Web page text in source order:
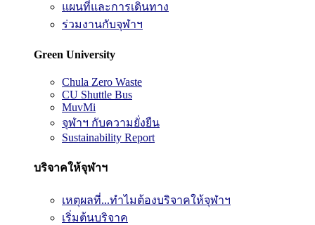
แผนที่และการเดินทาง
ร่วมงานกับจุฬาฯ
Green University
Chula Zero Waste
CU Shuttle Bus
MuvMi
จุฬาฯ กับความยั่งยืน
Sustainability Report
บริจาคให้จุฬาฯ
เหตุผลที่...ทำไมต้องบริจาคให้จุฬาฯ
เริ่มต้นบริจาค